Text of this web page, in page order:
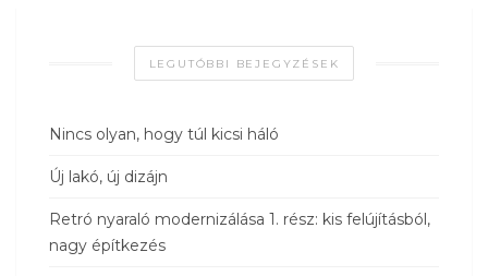
LEGUTÓBBI BEJEGYZÉSEK
Nincs olyan, hogy túl kicsi háló
Új lakó, új dizájn
Retró nyaraló modernizálása 1. rész: kis felújításból,
nagy építkezés